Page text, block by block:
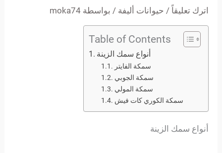
اترك تعليقاً / حيوانات أليفة / بواسطة moka74
Table of Contents
أنواع سمك الزينة
سمكة الفايتر
سمكة الجوبي
سمكة المولي
سمكة الكوري كات فيش
أنواع سمك الزينة